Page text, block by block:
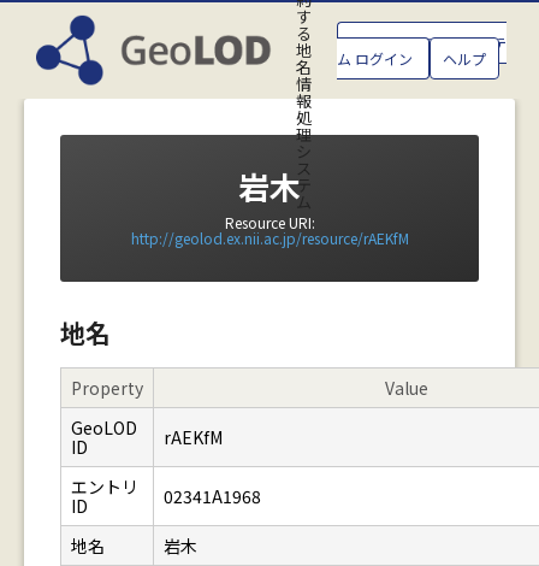
す
る
地
名
情
報
処
理
シ
ス
テ
ム
GeoLOD地名管理システ
ム ログイン ヘルプ
岩木
Resource URI:
http://geolod.ex.nii.ac.jp/resource/rAEKfM
地名
Property
Value
GeoLOD
ID
rAEKfM
エントリ
ID
02341A1968
地名
岩木